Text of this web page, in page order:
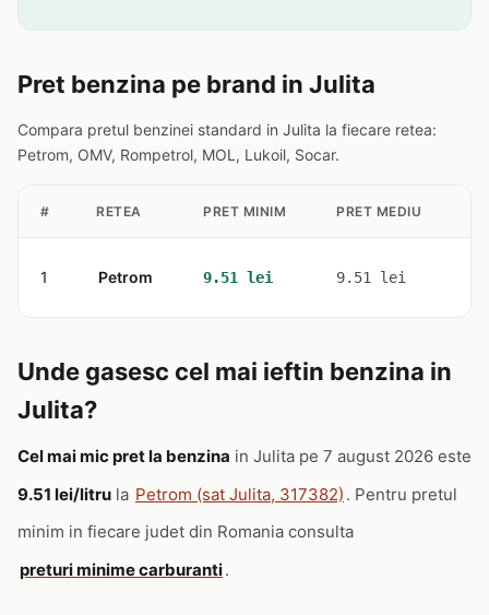
Pret benzina pe brand in Julita
Compara pretul benzinei standard in Julita la fiecare retea:
Petrom, OMV, Rompetrol, MOL, Lukoil, Socar.
# RETEA PRET MINIM PRET MEDIU
1 Petrom 9.51 lei 9.51 lei
Unde gasesc cel mai ieftin benzina in
Julita?
Cel mai mic pret la benzina in Julita pe 7 august 2026 este
9.51 lei/litru la Petrom (sat Julita, 317382) . Pentru pretul
minim in fiecare judet din Romania consulta
preturi minime carburanti.